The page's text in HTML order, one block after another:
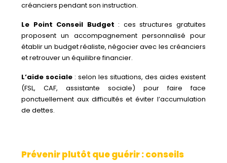
créanciers pendant son instruction.
Le Point Conseil Budget : ces structures gratuites
proposent un accompagnement personnalisé pour
établir un budget réaliste, négocier avec les créanciers
et retrouver un équilibre financier.
L’aide sociale : selon les situations, des aides existent
(FSL, CAF, assistante sociale) pour faire face
ponctuellement aux difficultés et éviter l’accumulation
de dettes.
Prévenir plutôt que guérir : conseils